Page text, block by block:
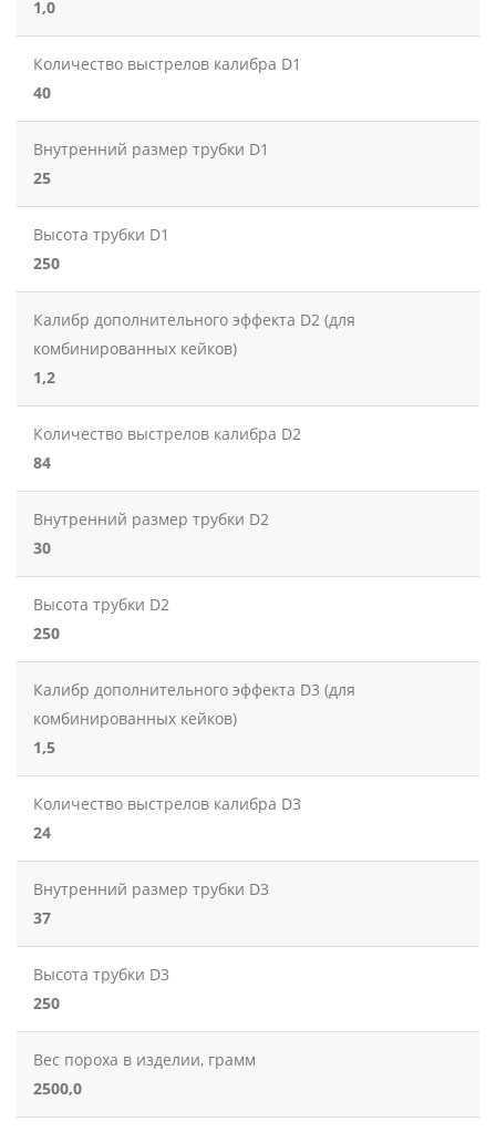
1,0
Количество выстрелов калибра D1
40
Внутренний размер трубки D1
25
Высота трубки D1
250
Калибр дополнительного эффекта D2 (для
комбинированных кейков)
1,2
Количество выстрелов калибра D2
84
Внутренний размер трубки D2
30
Высота трубки D2
250
Калибр дополнительного эффекта D3 (для
комбинированных кейков)
1,5
Количество выстрелов калибра D3
24
Внутренний размер трубки D3
37
Высота трубки D3
250
Вес пороха в изделии, грамм
2500,0